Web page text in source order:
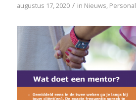
augustus 17, 2020 / in Nieuws, Personal